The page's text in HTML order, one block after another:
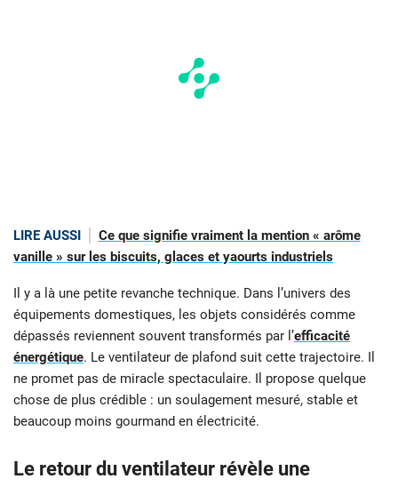
LIRE AUSSI
Ce que signifie vraiment la mention « arôme
vanille » sur les biscuits, glaces et yaourts industriels
Il y a là une petite revanche technique. Dans l’univers des
équipements domestiques, les objets considérés comme
dépassés reviennent souvent transformés par l’efficacité
énergétique. Le ventilateur de plafond suit cette trajectoire. Il
ne promet pas de miracle spectaculaire. Il propose quelque
chose de plus crédible : un soulagement mesuré, stable et
beaucoup moins gourmand en électricité.
Le retour du ventilateur révèle une